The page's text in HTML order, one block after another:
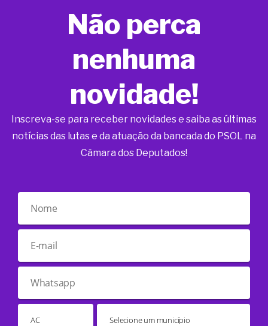
Não perca
nenhuma
novidade!
Inscreva-se para receber novidades e saiba as últimas
notícias das lutas e da atuação da bancada do PSOL na
Câmara dos Deputados!